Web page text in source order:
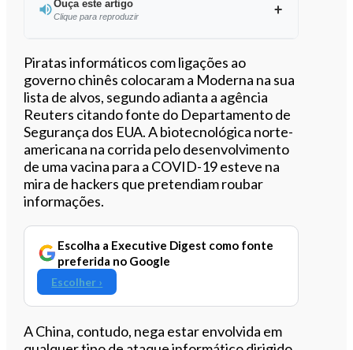
Ouça este artigo
Clique para reproduzir
Ouvir este artigo
Piratas informáticos com ligações ao
governo chinês colocaram a Moderna na sua
lista de alvos, segundo adianta a agência
Reuters citando fonte do Departamento de
Segurança dos EUA. A biotecnológica norte-
americana na corrida pelo desenvolvimento
de uma vacina para a COVID-19 esteve na
mira de hackers que pretendiam roubar
informações.
Escolha a Executive Digest como fonte
preferida no Google
Escolher ›
A China, contudo, nega estar envolvida em